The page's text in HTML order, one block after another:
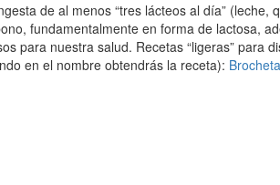
de al menos “tres lácteos al día” (leche,
fundamentalmente en forma de lactosa,
para nuestra salud. Recetas “ligeras” para
en el nombre obtendrás la receta):